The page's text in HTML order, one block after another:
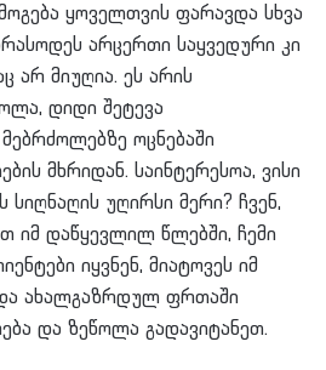
ყოველთვის ფარავდა სხვა
არცერთი საყვედური კი
არ მიუღია. ეს არის
დიდი შეტევა
ოცნებაში
მხრიდან. საინტერესოა, ვისი
უღირსი მერი? ჩვენ,
იმ დაწყევლილ წლებში, ჩემი
იყვნენ, მიატოვეს იმ
ახალგაზრდულ ფრთაში
და ზეწოლა გადავიტანეთ.